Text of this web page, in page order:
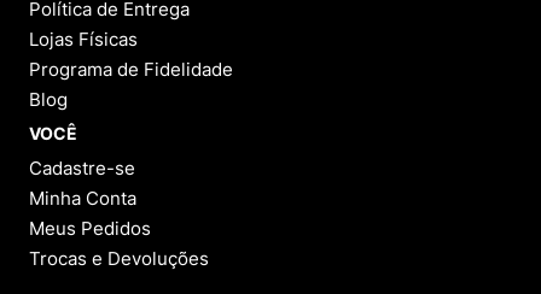
Política de Entrega
Lojas Físicas
Programa de Fidelidade
Blog
VOCÊ
Cadastre-se
Minha Conta
Meus Pedidos
Trocas e Devoluções